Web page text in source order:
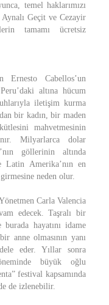
temel haklarımızı
Geçit ve Cezayir
tamamı ücretsiz
Ernesto Cabellos’un
altına hücum
iletişim kurma
bir kadın, bir maden
mahvetmesinin
Milyarlarca dolar
göllerinin altında
Amerika’nın en
neden olur.
Carla Valencia
edecek. Taşralı bir
hayatını idame
anne olmasının yanı
eder. Yıllar sonra
büyük oğlu
festival kapsamında
de izlenebilir.